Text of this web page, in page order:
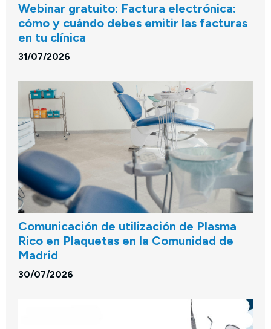
Webinar gratuito: Factura electrónica:
cómo y cuándo debes emitir las facturas
en tu clínica
31/07/2026
Comunicación de utilización de Plasma
Rico en Plaquetas en la Comunidad de
Madrid
30/07/2026